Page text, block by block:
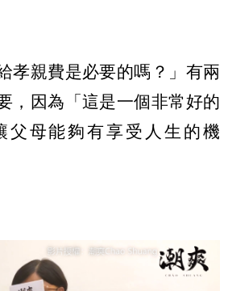
孝親費是必要的嗎？」有兩
，因為「這是一個非常好的
父母能夠有享受人生的機